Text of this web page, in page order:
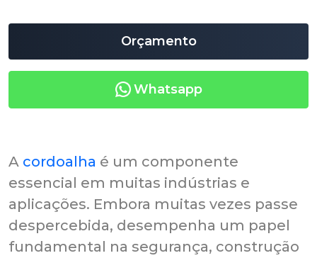
Orçamento
Whatsapp
A cordoalha é um componente
essencial em muitas indústrias e
aplicações. Embora muitas vezes passe
despercebida, desempenha um papel
fundamental na segurança, construção